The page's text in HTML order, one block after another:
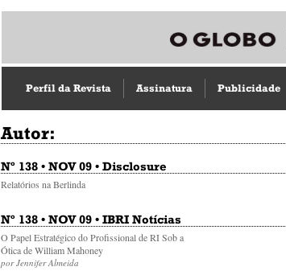
Perfil da Revista Assinatura Publicidade
Autor:
Nº 138 • NOV 09 • Disclosure
Relatórios na Berlinda
Nº 138 • NOV 09 • IBRI Notícias
O Papel Estratégico do Profissional de RI Sob a
Ótica de William Mahoney
por Jennifer Almeida